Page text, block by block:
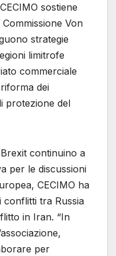
sostiene
Von
strategie
limitrofe
commerciale
dei
protezione del
continuino a
per le discussioni
CECIMO ha
tra Russia
in Iran. “In
per